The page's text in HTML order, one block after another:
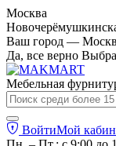
Москва
Ваш город —
Да, все верно
Мебельная
ВойтиМой